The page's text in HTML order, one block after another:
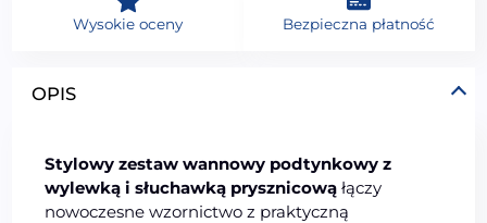
OPIS
Stylowy zestaw wannowy podtynkowy z
wylewką i słuchawką prysznicową łączy
nowoczesne wzornictwo z praktyczną
Wysokie oceny Bezpieczna płatność